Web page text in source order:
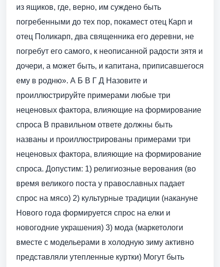
из ящиков, где, верно, им суждено быть
погребенными до тех пор, покамест отец Карп и
отец Поликарп, два священника его деревни, не
погребут его самого, к неописанной радости зятя и
дочери, а может быть, и капитана, приписавшегося
ему в родню». А Б В Г Д Назовите и
проиллюстрируйте примерами любые три
неценовых фактора, влияющие на формирование
спроса В правильном ответе должны быть
названы и проиллюстрированы примерами три
неценовых фактора, влияющие на формирование
спроса. Допустим: 1) религиозные верования (во
время великого поста у православных падает
спрос на мясо) 2) культурные традиции (накануне
Нового года формируется спрос на елки и
новогодние украшения) 3) мода (маркетологи
вместе с модельерами в холодную зиму активно
представляли утепленные куртки) Могут быть